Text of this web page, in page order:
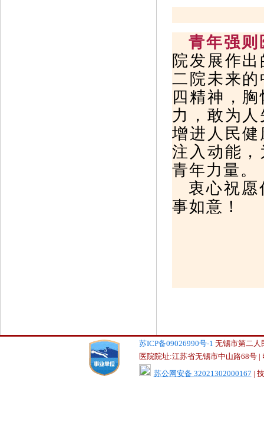
青年强
院发展作
二院未来
四精神，
力，敢为
增进人民
注入动能
青年力量。
衷心祝
事如意！
苏ICP备09026990号-1 无锡市第二人
医院院址:江苏省无锡市中山路68号 |
苏公网安备 32021302000167 |